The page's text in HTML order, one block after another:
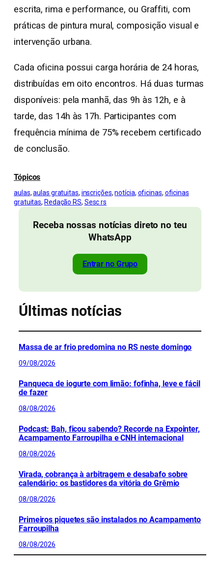
escrita, rima e performance, ou Graffiti, com
práticas de pintura mural, composição visual e
intervenção urbana.
Cada oficina possui carga horária de 24 horas,
distribuídas em oito encontros. Há duas turmas
disponíveis: pela manhã, das 9h às 12h, e à
tarde, das 14h às 17h. Participantes com
frequência mínima de 75% recebem certificado
de conclusão.
Tópicos
aulas, aulas gratuitas, inscrições, notícia, oficinas, oficinas
gratuitas, Redação RS, Sesc rs
Receba nossas notícias direto no teu
WhatsApp
Entrar no Grupo
Últimas notícias
Massa de ar frio predomina no RS neste domingo
09/08/2026
Panqueca de iogurte com limão: fofinha, leve e fácil
de fazer
08/08/2026
Podcast: Bah, ficou sabendo? Recorde na Expointer,
Acampamento Farroupilha e CNH internacional
08/08/2026
Virada, cobrança à arbitragem e desabafo sobre
calendário: os bastidores da vitória do Grêmio
08/08/2026
Primeiros piquetes são instalados no Acampamento
Farroupilha
08/08/2026